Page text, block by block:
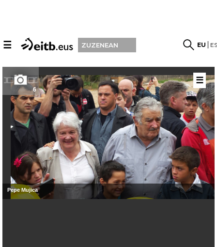
☰ ZUZENEAN EU
6
Pepe Mujica
☰